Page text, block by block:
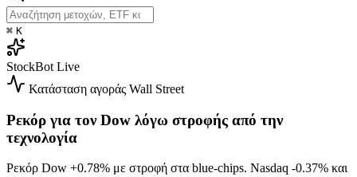
⌘ K
StockBot Live
Κατάσταση αγοράς Wall Street
Ρεκόρ για τον Dow λόγω στροφής από την
τεχνολογία
Ρεκόρ Dow +0.78% με στροφή στα blue-chips. Nasdaq -0.37% και